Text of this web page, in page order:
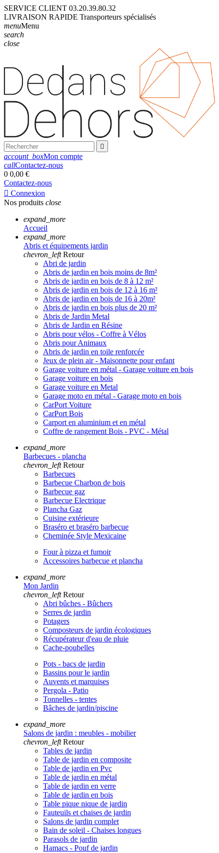
SERVICE CLIENT 03.20.39.80.32
LIVRAISON RAPIDE Transporteurs spécialisés
menuMenu
search
close

account_boxMon compte
callContactez-nous
0 0,00 €
Contactez-nous
 Connexion
Nos produits close
expand_more
Accueil
expand_more
Abris et équipements jardin
chevron_left Retour
Abri de jardin
Abris de jardin en bois moins de 8m²
Abris de jardin en bois de 8 à 12 m²
Abris de jardin en bois de 12 à 16 m²
Abris de jardin en bois de 16 à 20m²
Abris de jardin en bois plus de 20 m²
Abris de Jardin Metal
Abris de Jardin en Résine
Abris pour vélos - Coffre à Vélos
Abris pour Animaux
Abris de jardin en toile renforcée
Jeux de plein air - Maisonnette pour enfant
Garage voiture en métal - Garage voiture en bois
Garage voiture en bois
Garage voiture en Metal
Garage moto en métal - Garage moto en bois
CarPort Voiture
CarPort Bois
Carport en aluminium et en métal
Coffre de rangement Bois - PVC - Métal
expand_more
Barbecues - plancha
chevron_left Retour
Barbecues
Barbecue Charbon de bois
Barbecue gaz
Barbecue Electrique
Plancha Gaz
Cuisine extérieure
Braséro et braséro barbecue
Cheminée Style Mexicaine
Four à pizza et fumoir
Accessoires barbecue et plancha
expand_more
Mon Jardin
chevron_left Retour
Abri bûches - Bûchers
Serres de jardin
Potagers
Composteurs de jardin écologiques
Récupérateur d'eau de pluie
Cache-poubelles
Pots - bacs de jardin
Bassins pour le jardin
Auvents et marquises
Pergola - Patio
Tonnelles - tentes
Bâches de jardin/piscine
expand_more
Salons de jardin : meubles - mobilier
chevron_left Retour
Tables de jardin
Table de jardin en composite
Table de jardin en Pvc
Table de jardin en métal
Table de jardin en verre
Table de jardin en bois
Table pique nique de jardin
Fauteuils et chaises de jardin
Salons de jardin complet
Bain de soleil - Chaises longues
Parasols de jardin
Hamacs - Pouf de jardin